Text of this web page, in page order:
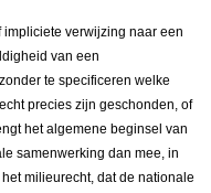
verwijzing naar een
van een
te specificeren welke
precies zijn geschonden, of
het algemene beginsel van
samenwerking dan mee, in
milieurecht, dat de nationale